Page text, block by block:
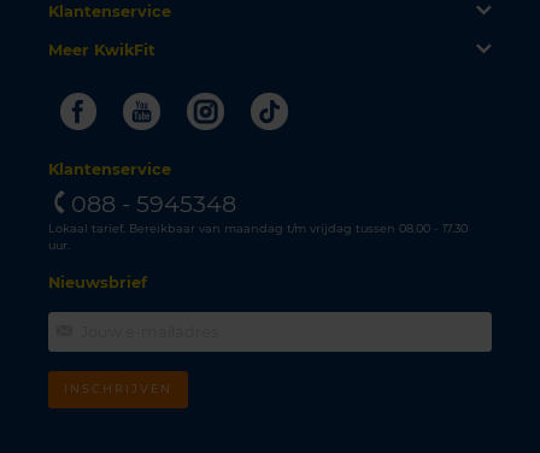
Klantenservice
Meer KwikFit
FacebookYoutubeInstagram
Tiktok
Klantenservice
088 - 5945348
Lokaal tarief. Bereikbaar van maandag t/m vrijdag tussen 08.00 - 17.30
uur.
Nieuwsbrief
INSCHRIJVEN